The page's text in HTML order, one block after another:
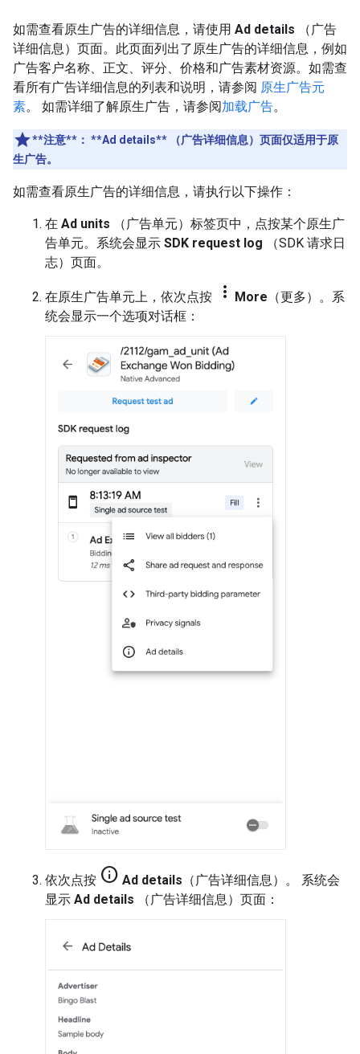
如需查看原生广告的详细信息，请使用 Ad details （广告
详细信息）页面。此页面列出了原生广告的详细信息，例如
广告客户名称、正文、评分、价格和广告素材资源。如需查
看所有广告详细信息的列表和说明，请参阅 原生广告元
素。 如需详细了解原生广告，请参阅加载广告。
**注意** ： **Ad details** （广告详细信息）页面仅适用于原
生广告。
如需查看原生广告的详细信息，请执行以下操作：
在 Ad units （广告单元）标签页中，点按某个原生广
告单元。系统会显示 SDK request log （SDK 请求日
志）页面。
在原生广告单元上，依次点按 more_vert More （更多）。系
统会显示一个选项对话框：
依次点按 info Ad details （广告详细信息）。 系统会
显示 Ad details （广告详细信息）页面：